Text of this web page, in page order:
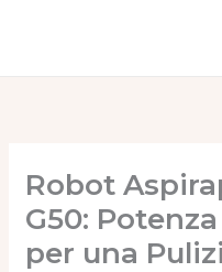
Robot
G50:
per una